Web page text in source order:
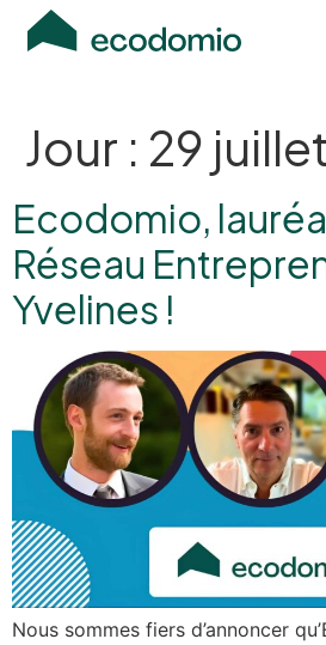
Jour : 29
Ecodomio,
Réseau
Yvelines !
Nous sommes fiers d’annoncer